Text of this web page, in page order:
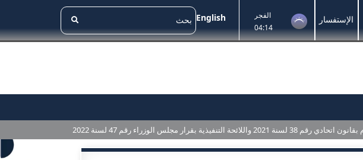
English
الفجر
04:14
الإستفسار
مجلس الوزراء رقم 47 لسنة 2022